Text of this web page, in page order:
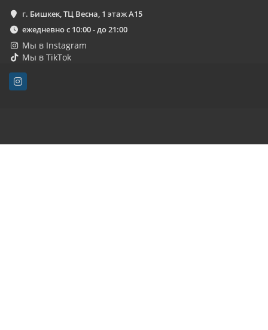
г. Бишкек, ТЦ Весна, 1 этаж А15
ежедневно с 10:00 - до 21:00
Мы в Instagram
Мы в TikTok